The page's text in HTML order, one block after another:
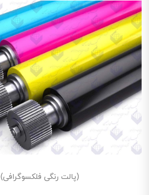
(پالت رنگی فلکسوگرافی)